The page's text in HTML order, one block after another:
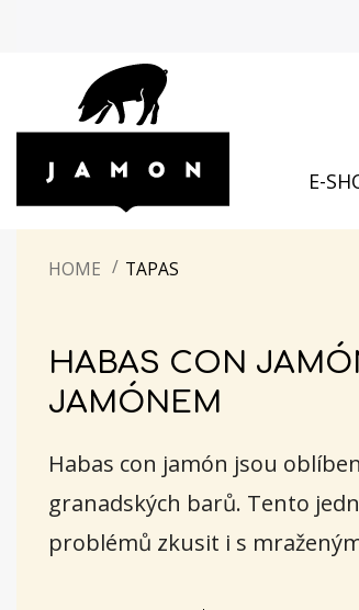
E-
HOME TAPAS
HABAS CON
JAMÓNEM
Habas con jamón jsou
granadských barů. Tento
problémů zkusit i s